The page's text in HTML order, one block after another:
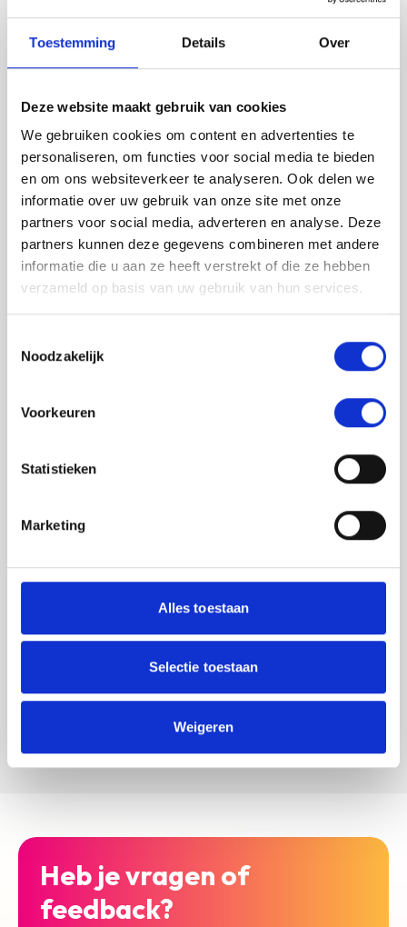
Toestemming Details Over
Deze website maakt gebruik van cookies
We gebruiken cookies om content en advertenties te
personaliseren, om functies voor social media te bieden
en om ons websiteverkeer te analyseren. Ook delen we
informatie over uw gebruik van onze site met onze
partners voor social media, adverteren en analyse. Deze
partners kunnen deze gegevens combineren met andere
informatie die u aan ze heeft verstrekt of die ze hebben
verzameld op basis van uw gebruik van hun services.
Noodzakelijk
Voorkeuren
Statistieken
Marketing
Alles toestaan
Selectie toestaan
Weigeren
Jouw feedback wordt verwerkt door de
adviseurs van het team richtlijnen NCJ. Als zij
feedback meegenomen wordt met de
Ik ga akkoord dat mijn gegevens
worden gedeeld met de
zijn bij deze JGZ-richtlijn.
Versturen
Heb je vragen of
feedback?